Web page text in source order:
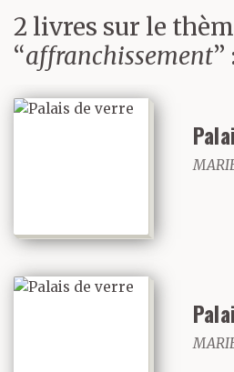
2 livres sur le
“affranchissement” :